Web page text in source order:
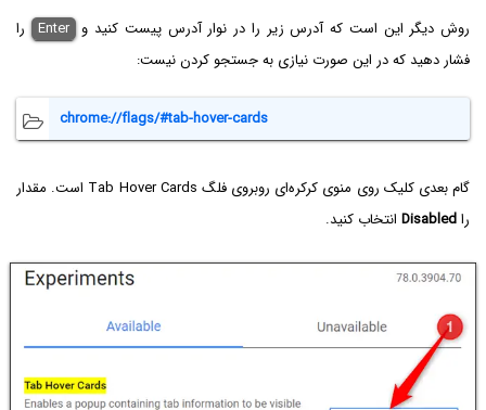
روش دیگر این است که آدرس زیر را در نوار آدرس پیست کنید و Enter
را
فشار دهید که در این صورت نیازی به جستجو کردن نیست:
chrome://flags/#tab-hover-cards
گام بعدی کلیک روی منوی کرکره‌ای روبروی فلگ Tab Hover Cards است. مقدار
راDisabled انتخاب کنید.